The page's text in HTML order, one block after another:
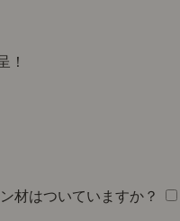
！
材はついていますか？